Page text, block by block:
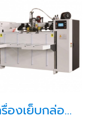
เครื่องเย็บกล่องลูกฟูกกึ่งอัตโนมัติ